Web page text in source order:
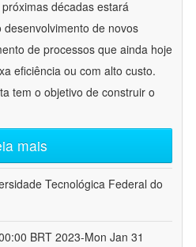
décadas estará
de novos
de processos que ainda hoje
eficiência ou com alto custo.
tem o objetivo de construir o
mais
Tecnológica Federal do
BRT 2023-Mon Jan 31